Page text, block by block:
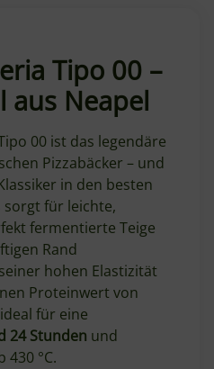
Tipo 00 –
aus Neapel
00 ist das legendäre
Pizzabäcker – und
in den besten
sorgt für leichte,
fermentierte Teige
Rand
hohen Elastizität
Proteinwert von
für eine
24 Stunden und
°C.